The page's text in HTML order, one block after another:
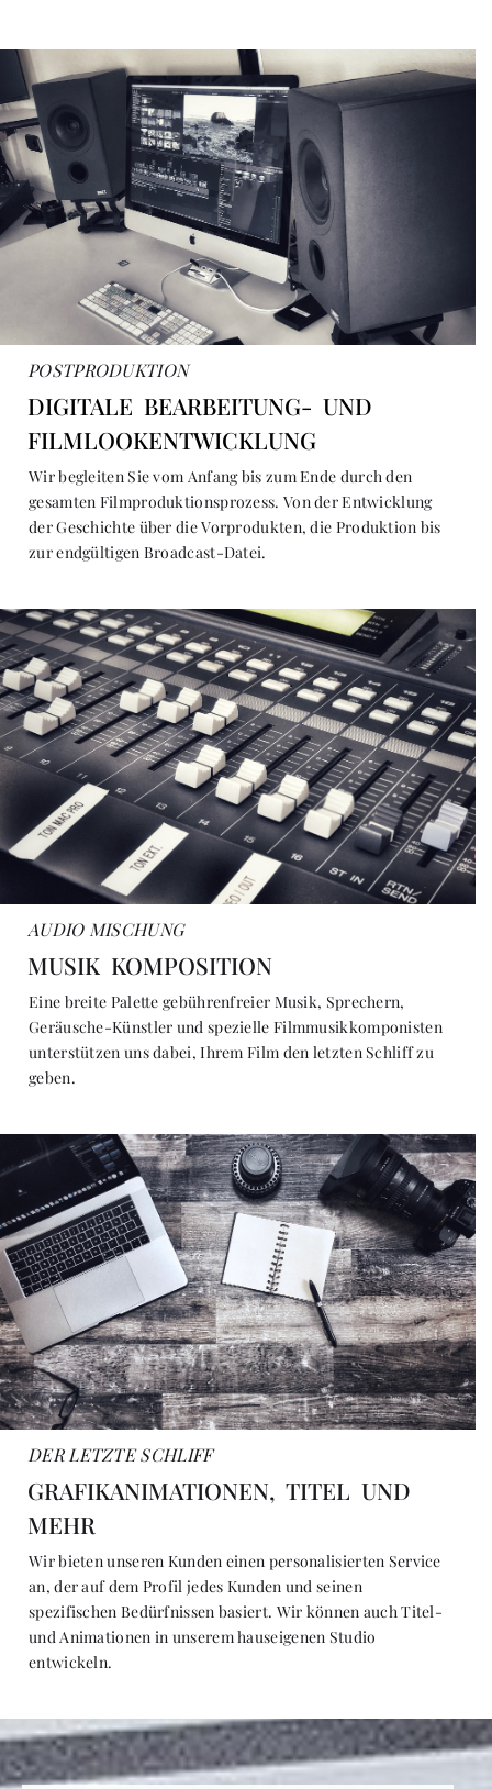
POSTPRODUKTION
DIGITALE BEARBEITUNG- UND
FILMLOOKENTWICKLUNG
Wir begleiten Sie vom Anfang bis zum Ende durch den
gesamten Filmproduktionsprozess. Von der Entwicklung
der Geschichte über die Vorprodukten, die Produktion bis
zur endgültigen Broadcast-Datei.
AUDIO MISCHUNG
MUSIK KOMPOSITION
Eine breite Palette gebührenfreier Musik, Sprechern,
Geräusche-Künstler und spezielle Filmmusikkomponisten
unterstützen uns dabei, Ihrem Film den letzten Schliff zu
geben.
DER LETZTE SCHLIFF
GRAFIKANIMATIONEN, TITEL UND
MEHR
Wir bieten unseren Kunden einen personalisierten Service
an, der auf dem Profil jedes Kunden und seinen
spezifischen Bedürfnissen basiert. Wir können auch Titel-
und Animationen in unserem hauseigenen Studio
entwickeln.